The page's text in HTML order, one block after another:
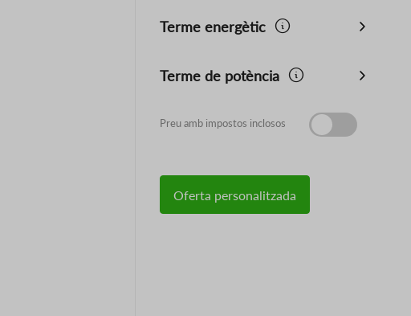
Terme energètic
Terme de potència
Preu amb impostos inclosos
Oferta personalitzada